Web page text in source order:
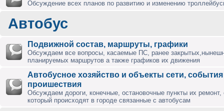
Обсуждение всех планов по развитию и изменению
Автобус
Подвижной состав, маршруты, графики
Обсуждаем все вопросы, касаемые ПС, ранее
планируемых маршрутов а также графиков их движения
Автобусное хозяйство и объекты сети,
проишествия
Обсуждаем дороги, конечные, остановочные пункты их ремонт,
который происходят в городе связанные с автобусам